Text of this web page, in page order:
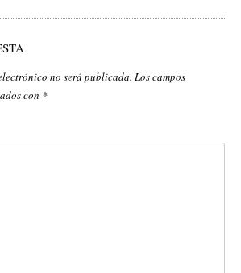
no será publicada. Los campos
con *